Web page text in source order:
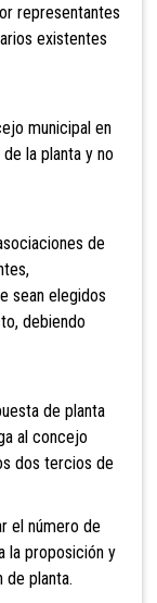
representantes
existentes
municipal en
la planta y no
de
sean elegidos
debiendo
de planta
al concejo
dos tercios de
el número de
la proposición y
planta.